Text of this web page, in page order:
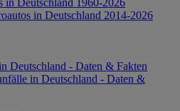
in Deutschland 2014-2026
Deutschland - Daten & Fakten
in Deutschland - Daten &